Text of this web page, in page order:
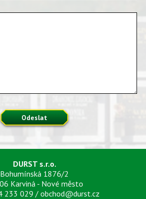
Odeslat
DURST s.r.o.
Bohumínská 1876/2
Karviná - Nové město
233 029 / obchod@durst.cz